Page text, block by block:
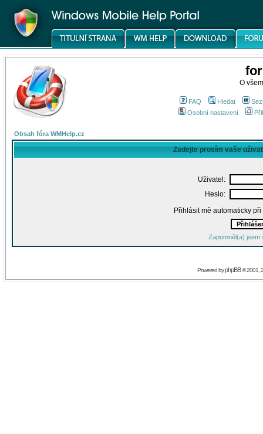
O
FAQ Hledat
Osobní nastavení
Obsah fóra WMHelp.cz
Zadejte prosím vaše
Uživatel:
Heslo:
Přihlásit mě automaticky
Zapomněl(a) jsem
Powered byphpBB© 2001,